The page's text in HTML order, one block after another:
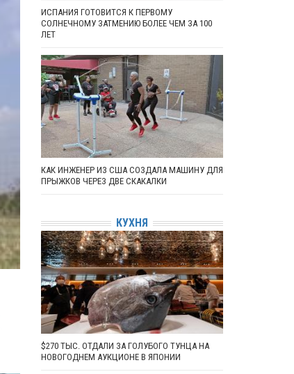
ИСПАНИЯ ГОТОВИТСЯ К ПЕРВОМУ
СОЛНЕЧНОМУ ЗАТМЕНИЮ БОЛЕЕ ЧЕМ ЗА 100
ЛЕТ
КАК ИНЖЕНЕР ИЗ США СОЗДАЛА МАШИНУ ДЛЯ
ПРЫЖКОВ ЧЕРЕЗ ДВЕ СКАКАЛКИ
КУХНЯ
$270 ТЫС. ОТДАЛИ ЗА ГОЛУБОГО ТУНЦА НА
НОВОГОДНЕМ АУКЦИОНЕ В ЯПОНИИ